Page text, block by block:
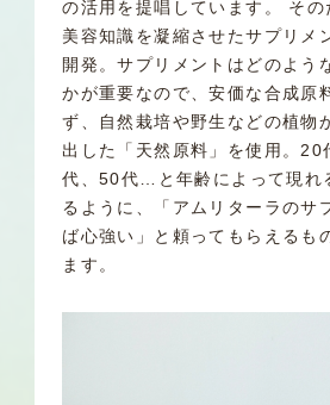
の活用を提唱しています。 そ
美容知識を凝縮させたサプリメ
開発。サプリメントはどのよう
かが重要なので、安価な合成原
ず、自然栽培や野生などの植物
出した「天然原料」を使用。20
代、50代…と年齢によって現れ
るように、「アムリターラのサ
ば心強い」と頼ってもらえるも
ます。